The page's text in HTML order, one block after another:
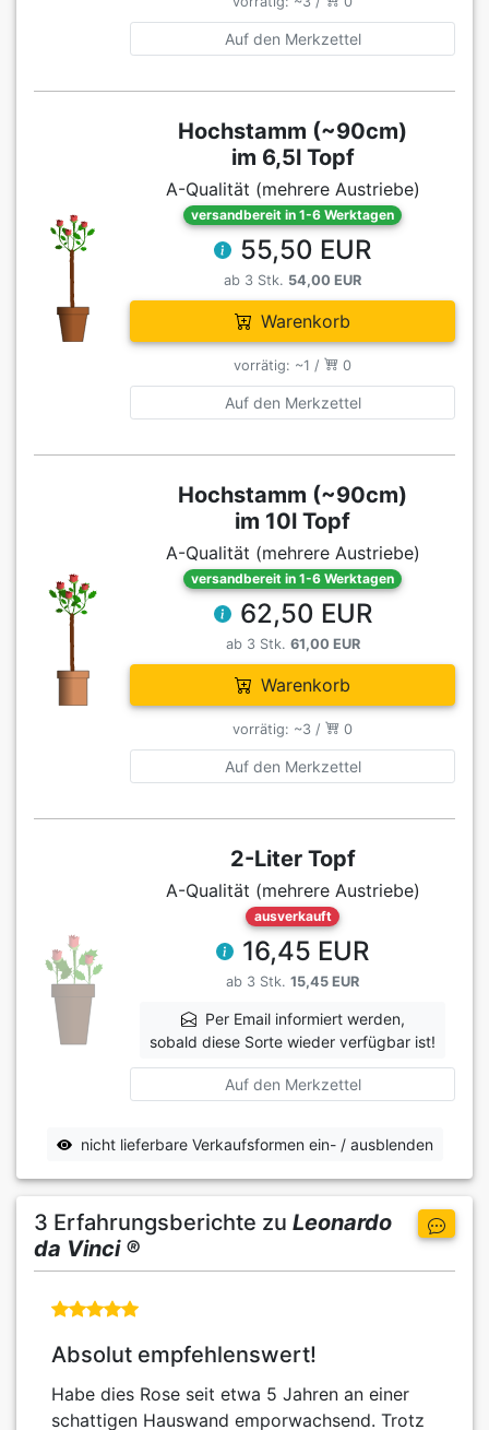
Auf den Merkzettel
Hochstamm (~90cm)
im 6,5l Topf
A-Qualität (mehrere Austriebe)
versandbereit in 1-6 Werktagen
55,50 EUR
ab 3 Stk. 54,00 EUR
Warenkorb
vorrätig: ~1 / 0
Auf den Merkzettel
Hochstamm (~90cm)
im 10l Topf
A-Qualität (mehrere Austriebe)
versandbereit in 1-6 Werktagen
62,50 EUR
ab 3 Stk. 61,00 EUR
Warenkorb
vorrätig: ~3 / 0
Auf den Merkzettel
2-Liter Topf
A-Qualität (mehrere Austriebe)
ausverkauft
16,45 EUR
ab 3 Stk. 15,45 EUR
Per Email informiert werden,
sobald diese Sorte wieder verfügbar ist!
Auf den Merkzettel
nicht lieferbare Verkaufsformen ein- / ausblenden
3 Erfahrungsberichte zu Leonardo
da Vinci ®
Absolut empfehlenswert!
Habe dies Rose seit etwa 5 Jahren an einer
schattigen Hauswand emporwachsend. Trotz